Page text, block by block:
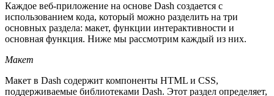
Каждое веб-приложение на основе Dash создается с
использованием кода, который можно разделить на три
основных раздела: макет, функции интерактивности и
основная функция. Ниже мы рассмотрим каждый из них.
Макет
Макет в Dash содержит компоненты HTML и CSS,
поддерживаемые библиотеками Dash. Этот раздел определяет,